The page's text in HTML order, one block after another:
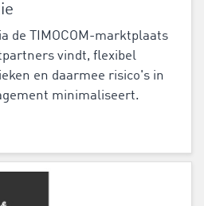
de TIMOCOM-marktplaats
vindt, flexibel
en daarmee risico's in
minimaliseert.